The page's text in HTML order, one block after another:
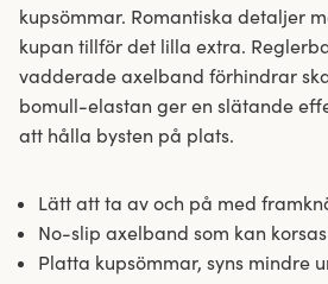
kupsömmar. Romantiska detaljer
kupan tillför det lilla extra.
vadderade axelband förhindrar
bomull-elastan ger en slätande
att hålla bysten på plats.
Lätt att ta av och på med
No-slip axelband som kan
Platta kupsömmar, syns mindre